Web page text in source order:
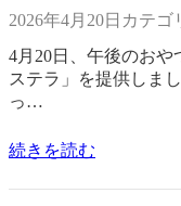
2026年4月20日 カテゴ
4月20日、午後のお
ステラ」を提供しま
っ…
続きを読む